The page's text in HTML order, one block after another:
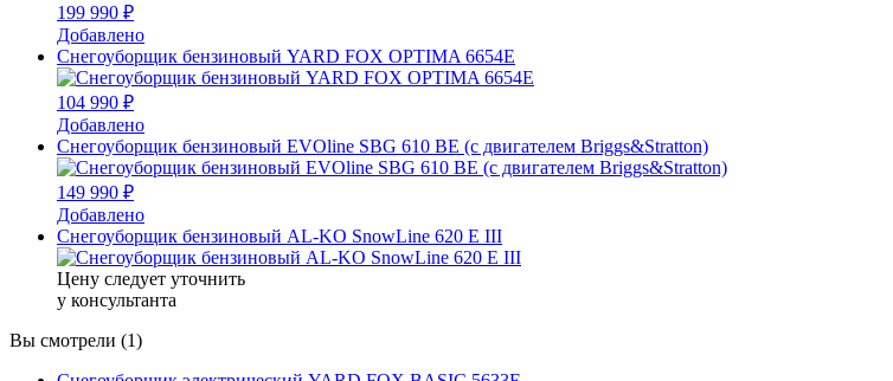
199 990 ₽
Добавлено
Снегоуборщик бензиновый YARD FOX OPTIMA 6654E
104 990 ₽
Добавлено
Снегоуборщик бензиновый EVOline SBG 610 BE (с двигателем Briggs&Stratton)
149 990 ₽
Добавлено
Снегоуборщик бензиновый AL-KO SnowLine 620 E III
Цену следует уточнить
у консультанта
Вы смотрели (1)